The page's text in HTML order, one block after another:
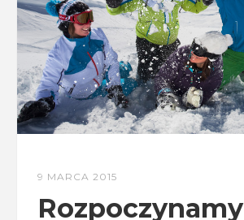
9 MARCA 2015
Rozpoczynamy